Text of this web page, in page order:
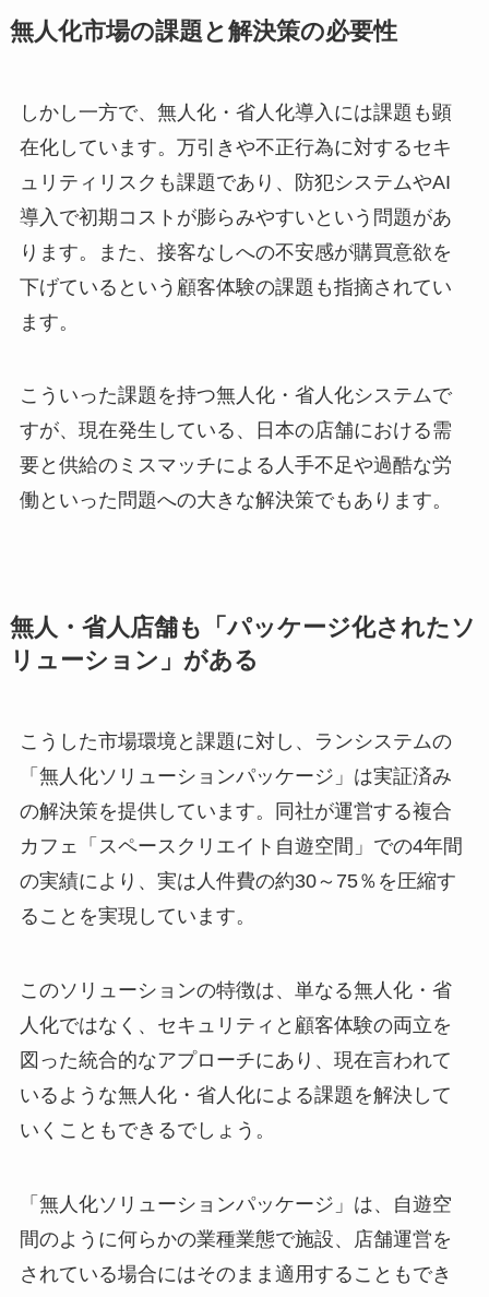
無人化市場の課題と解決策の必要性
しかし一方で、無人化・省人化導入には課題も顕
在化しています。万引きや不正行為に対するセキ
ュリティリスクも課題であり、防犯システムやAI
導入で初期コストが膨らみやすいという問題があ
ります。また、接客なしへの不安感が購買意欲を
下げているという顧客体験の課題も指摘されてい
ます。
こういった課題を持つ無人化・省人化システムで
すが、現在発生している、日本の店舗における需
要と供給のミスマッチによる人手不足や過酷な労
働といった問題への大きな解決策でもあります。
無人・省人店舗も「パッケージ化されたソ
リューション」がある
こうした市場環境と課題に対し、ランシステムの
「無人化ソリューションパッケージ」は実証済み
の解決策を提供しています。同社が運営する複合
カフェ「スペースクリエイト自遊空間」での4年間
の実績により、実は人件費の約30～75％を圧縮す
ることを実現しています。
このソリューションの特徴は、単なる無人化・省
人化ではなく、セキュリティと顧客体験の両立を
図った統合的なアプローチにあり、現在言われて
いるような無人化・省人化による課題を解決して
いくこともできるでしょう。
「無人化ソリューションパッケージ」は、自遊空
間のように何らかの業種業態で施設、店舗運営を
されている場合にはそのまま適用することもでき